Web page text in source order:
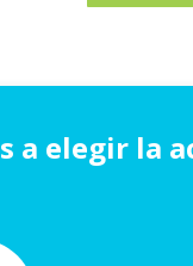
a elegir la